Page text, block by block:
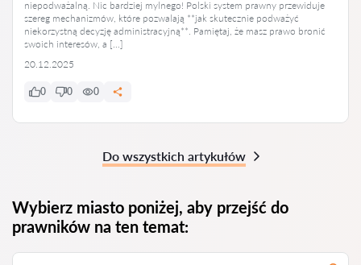
niepodważalną. Nic bardziej mylnego! Polski system prawny przewiduje
szereg mechanizmów, które pozwalają **jak skutecznie podważyć
niekorzystną decyzję administracyjną**. Pamiętaj, że masz prawo bronić
swoich interesów, a […]
20.12.2025
0 0 0
Do wszystkich artykułów
Wybierz miasto poniżej, aby przejść do
prawników na ten temat: